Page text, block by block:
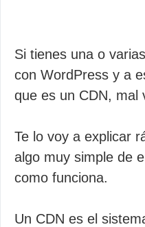
Si tienes una o
con WordPress y a
que es un CDN, mal
Te lo voy a explicar
algo muy simple de
como funciona.
Un CDN es el